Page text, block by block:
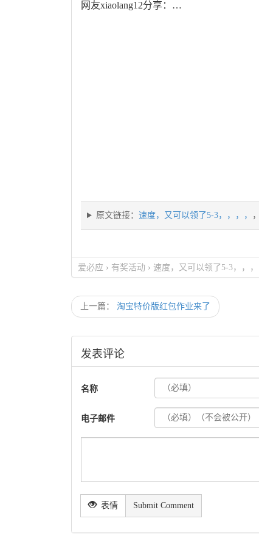
网友xiaolang12分享：…
原文链接： 速度，又可以领了5-3，，，，
爱必应 › 有奖活动 › 速度，又可以领了5-3，，，
上一篇： 淘宝特价版红包作业来了
发表评论
名称
电子邮件
表情 Submit Comment